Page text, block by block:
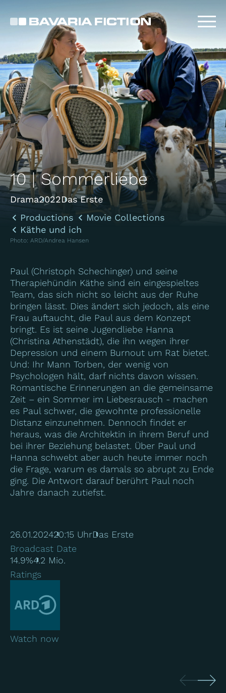
10 | Sommerliebe
Drama2022Das Erste
Productions
Movie Collections
Käthe und ich
Photo: ARD/Andrea Hansen
Paul (Christoph Schechinger) und seine
Therapiehündin Käthe sind ein eingespieltes
Team, das sich nicht so leicht aus der Ruhe
bringen lässt. Dies ändert sich jedoch, als eine
Frau auftaucht, die Paul aus dem Konzept
bringt. Es ist seine Jugendliebe Hanna
(Christina Athenstädt), die ihn wegen ihrer
Depression und einem Burnout um Rat bietet.
Und: Ihr Mann Torben, der wenig von
Psychologen hält, darf nichts davon wissen.
Romantische Erinnerungen an die gemeinsame
Zeit – ein Sommer im Liebesrausch - machen
es Paul schwer, die gewohnte professionelle
Distanz einzunehmen. Dennoch findet er
heraus, was die Architektin in ihrem Beruf und
bei ihrer Beziehung belastet. Über Paul und
Hanna schwebt aber auch heute immer noch
die Frage, warum es damals so abrupt zu Ende
ging. Die Antwort darauf berührt Paul noch
Jahre danach zutiefst.
26.01.202420:15 UhrDas Erste
Broadcast Date
14.9%4.2 Mio.
Ratings
Watch now